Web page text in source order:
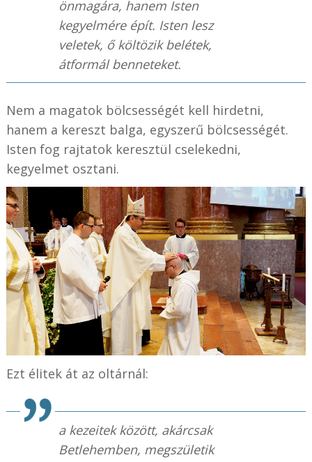
önmagára, hanem Isten
kegyelmére épít. Isten lesz
veletek, ő költözik belétek,
átformál benneteket.
Nem a magatok bölcsességét kell hirdetni,
hanem a kereszt balga, egyszerű bölcsességét.
Isten fog rajtatok keresztül cselekedni,
kegyelmet osztani.
Ezt élitek át az oltárnál:
a kezeitek között, akárcsak
Betlehemben, megszületik